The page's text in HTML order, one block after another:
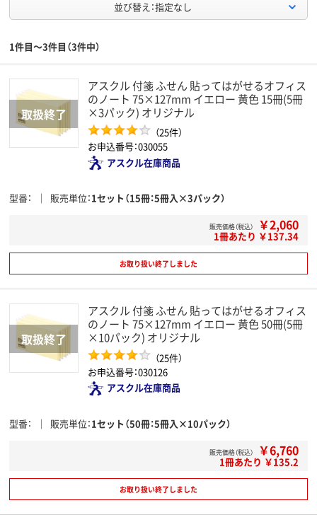
並び替え：指定なし
1件目～3件目（3件中）
アスクル 付箋 ふせん 貼ってはがせるオフィス
のノート 75×127mm イエロー 黄色 15冊(5冊
×3パック) オリジナル
（25件）
お申込番号：030055
アスクル在庫商品
型番 販売単位 1セット（15冊：5冊入×3パック）
販売価格（税込） ￥2,060
1冊あたり ￥137.34
お取り扱い終了しました
アスクル 付箋 ふせん 貼ってはがせるオフィス
のノート 75×127mm イエロー 黄色 50冊(5冊
×10パック) オリジナル
（25件）
お申込番号：030126
アスクル在庫商品
型番 販売単位 1セット（50冊：5冊入×10パック）
販売価格（税込） ￥6,760
1冊あたり ￥135.2
お取り扱い終了しました